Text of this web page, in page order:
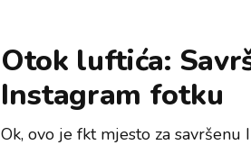
Otok luftića:
Instagram fotku
Ok, ovo je fkt mjesto za savršenu